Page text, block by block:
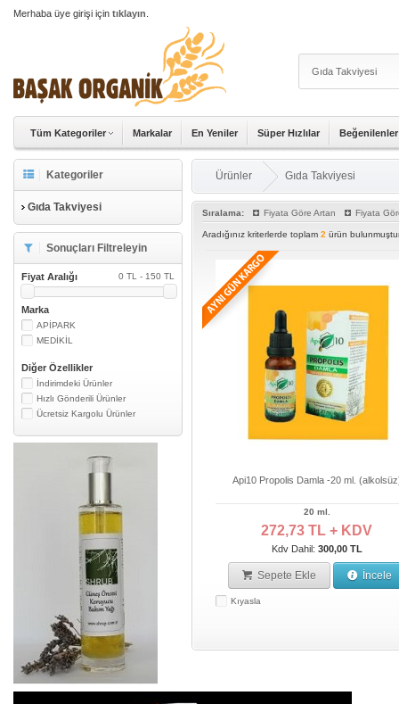
Merhaba üye girişi için tıklayın
Tüm Kategoriler Markalar En Yeniler Süper Hızlılar Beğenilenler
Kategoriler
Gıda Takviyesi
Sonuçları Filtreleyin
Fiyat Aralığı 0 TL - 150 TL
Marka
APİPARK
MEDİKİL
Diğer Özellikler
İndirimdeki Ürünler
Hızlı Gönderili Ürünler
Ücretsiz Kargolu Ürünler
Ürünler Gıda Takviyesi
Sıralama: Fiyata Göre Artan Fiyata
Aradığınız kriterlerde toplam 2 ürün
Api10 Propolis Damla -20 ml.
20 ml.
272,73 TL + KDV
Kdv Dahil: 300,00 TL
Sepete Ekle İncele
Kıyasla